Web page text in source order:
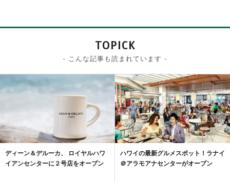
TOPICK
- こんな記事も読まれています -
ディーン＆デルーカ、 ロイヤルハワ
イアンセンターに２号店をオープン
ハワイの最新グルメスポット！ラナイ
＠アラモアナセンターがオープン